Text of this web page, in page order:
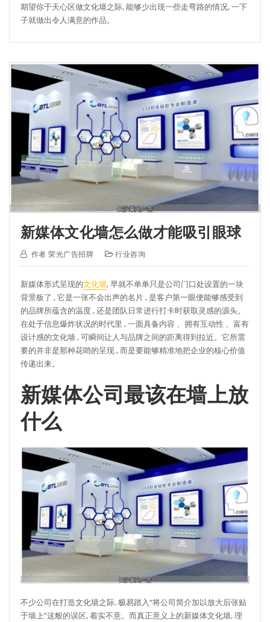
期望你于天心区做文化墙之际, 能够少出现一些走弯路的情况, 一下
子就做出令人满意的作品。
新媒体文化墙怎么做才能吸引眼球
作者荣光广告招牌 行业咨询
新媒体形式呈现的文化墙, 早就不单单只是公司门口处设置的一块
背景板了 , 它是一张不会出声的名片 , 是客户第一眼便能够感受到
的品牌所蕴含的温度 , 还是团队日常进行打卡时获取灵感的源头。
在处于信息爆炸状况的时代里 , 一面具备内容 、拥有互动性 、富有
设计感的文化墙 , 可瞬间让人与品牌之间的距离得到拉近。它所需
要的并非是那种花哨的呈现 , 而是要能够精准地把企业的核心价值
传递出来。
新媒体公司最该在墙上放
什么
不少公司在打造文化墙之际, 极易踏入“将公司简介加以放大后张贴
于墙上”这般的误区, 着实不意。而真正意义上的新媒体文化墙, 理